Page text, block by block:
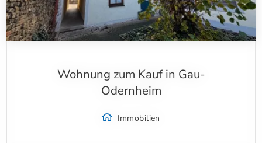
Wohnung zum Kauf in Gau-
Odernheim
Immobilien